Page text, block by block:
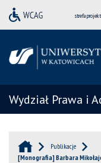
strefa
Wydział Prawa i
Publikacje
[Monografia] Barbara